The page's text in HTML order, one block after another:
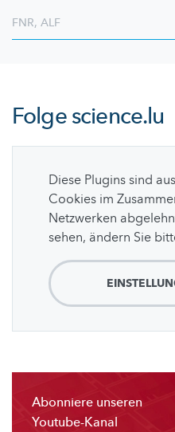
FNR, ALF
Folgescience.lu
Diese Plugins sind
Cookies im
Netzwerken
sehen, ändern Sie
Abonniere unseren
Youtube-Kanal